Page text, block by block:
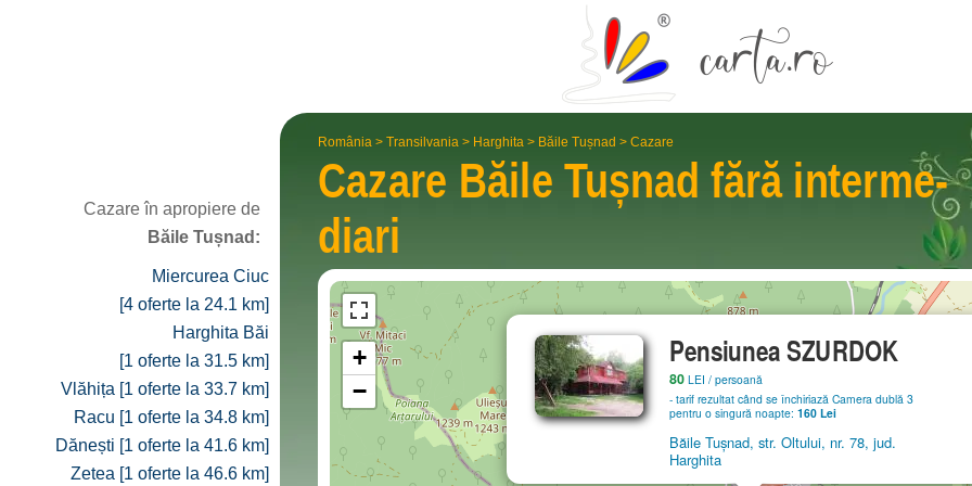
România > Transilvania > Harghita > Băile Tușnad > Cazare
Cazare Băile Tușnad fără interme­
diari
Pensiunea SZURDOK
80 LEI / persoană
- tarif rezultat când se închiriază Camera dublă 3
pentru o singură noapte: 160 Lei
Băile Tușnad, str. Oltului, nr. 78, jud.
Harghita
+
−
Cazare în apropiere de
Băile Tușnad:
Miercurea Ciuc
[4 oferte la 24.1 km]
Harghita Băi
[1 oferte la 31.5 km]
Vlăhița [1 oferte la 33.7 km]
Racu [1 oferte la 34.8 km]
Dănești [1 oferte la 41.6 km]
Zetea [1 oferte la 46.6 km]